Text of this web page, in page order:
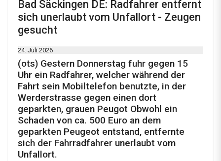
Bad Säckingen DE: Radfahrer entfernt
sich unerlaubt vom Unfallort - Zeugen
gesucht
24. Juli 2026
(ots) Gestern Donnerstag fuhr gegen 15
Uhr ein Radfahrer, welcher während der
Fahrt sein Mobiltelefon benutzte, in der
Werderstrasse gegen einen dort
geparkten, grauen Peugot Obwohl ein
Schaden von ca. 500 Euro an dem
geparkten Peugeot entstand, entfernte
sich der Fahrradfahrer unerlaubt vom
Unfallort.